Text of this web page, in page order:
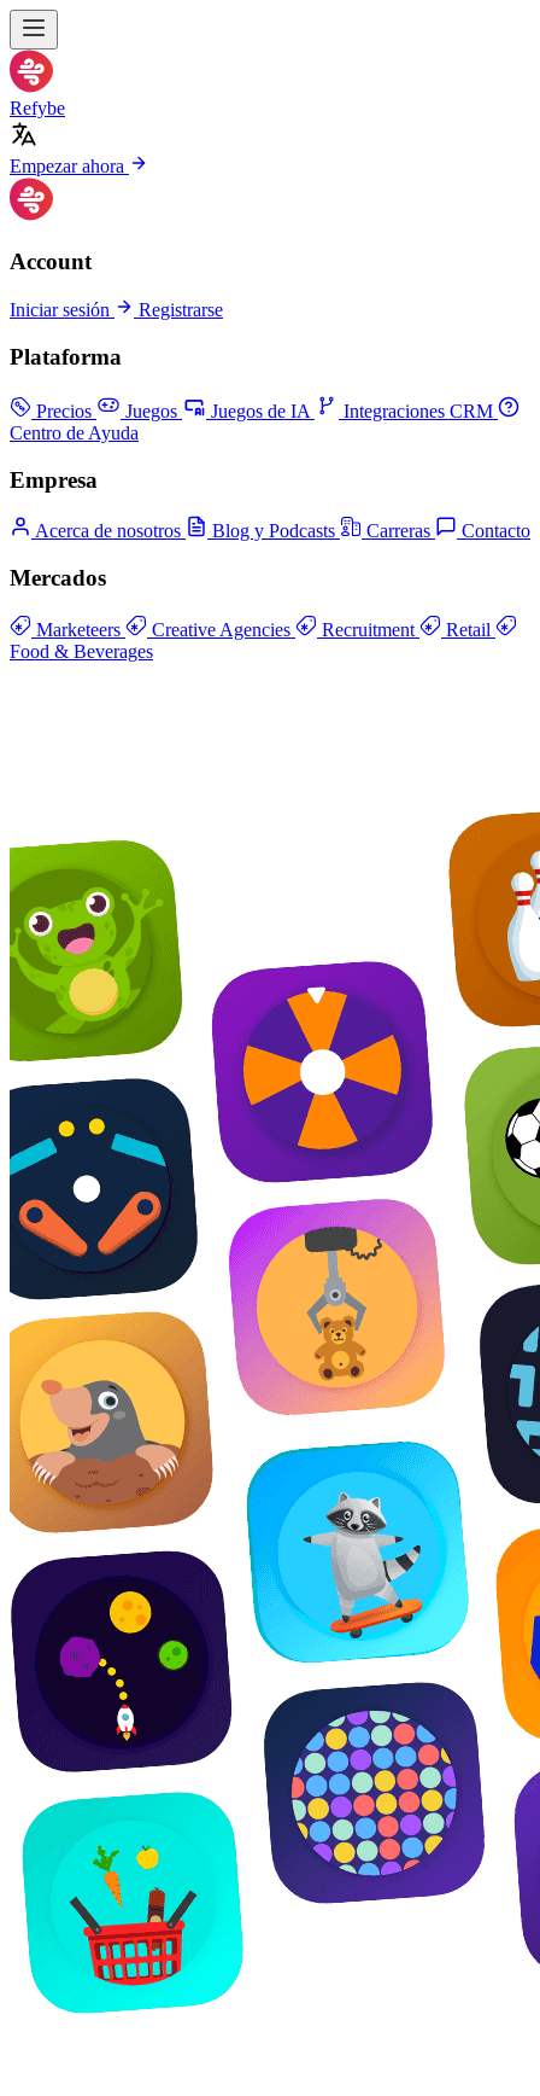
Refybe
Empezar ahora
Account
Iniciar sesión Registrarse
Plataforma
Precios Juegos Juegos de IA
Integraciones CRM
Centro de Ayuda
Empresa
Acerca de nosotros Blog y Podcasts Carreras Contacto
Mercados
Marketeers Creative Agencies Recruitment
Retail
Food & Beverages